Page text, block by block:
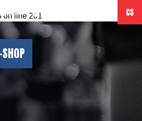
on line 201 CS
Sponzoring